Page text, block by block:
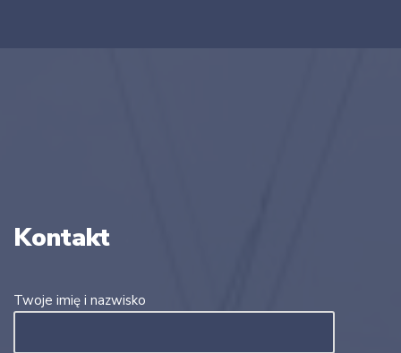
Kontakt
Twoje imię i nazwisko